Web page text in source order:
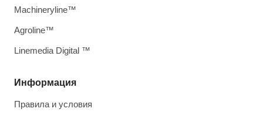
Информация
Правила и условия
Machineryline™
Agroline™
Linemedia Digital ™